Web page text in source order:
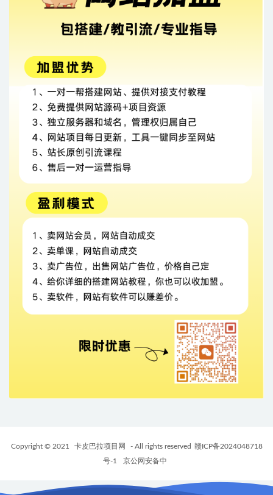
Copyright © 2021 卡皮巴拉项目网 - All rights reserved
赣ICP备2024048718
号-1
京公网安备中